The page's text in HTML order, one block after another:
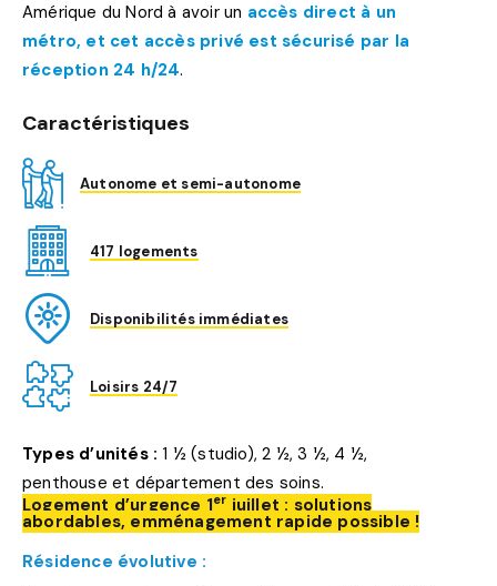
Amérique du Nord à avoir un accès direct à un
métro, et cet accès privé est sécurisé par la
réception 24 h/24.
Caractéristiques
Autonome et semi-autonome
417 logements
Disponibilités immédiates
Loisirs 24/7
Types d’unités : 1 ½ (studio), 2 ½, 3 ½, 4 ½,
penthouse et département des soins.
Logement d’urgence 1er juillet : solutions
abordables, emménagement rapide possible !
Résidence évolutive :